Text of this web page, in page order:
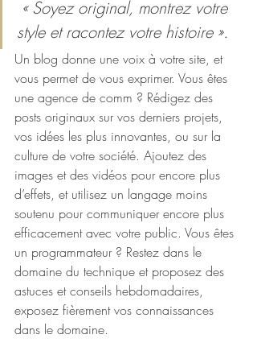
« Soyez original, montrez votre
style et racontez votre histoire ».
Un blog donne une voix à votre site, et
vous permet de vous exprimer. Vous êtes
une agence de comm ? Rédigez des
posts originaux sur vos derniers projets,
vos idées les plus innovantes, ou sur la
culture de votre société. Ajoutez des
images et des vidéos pour encore plus
d’effets, et utilisez un langage moins
soutenu pour communiquer encore plus
efficacement avec votre public. Vous êtes
un programmateur ? Restez dans le
domaine du technique et proposez des
astuces et conseils hebdomadaires,
exposez fièrement vos connaissances
dans le domaine.